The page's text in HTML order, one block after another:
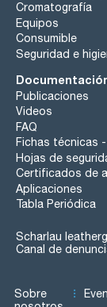
Cromatografía
Equipos
Consumible
Seguridad e
Publicaciones
Videos
FAQ
Fichas técnicas
Hojas de
Certificados de
Aplicaciones
Tabla Periódica
Scharlau
Canal de
Sobre